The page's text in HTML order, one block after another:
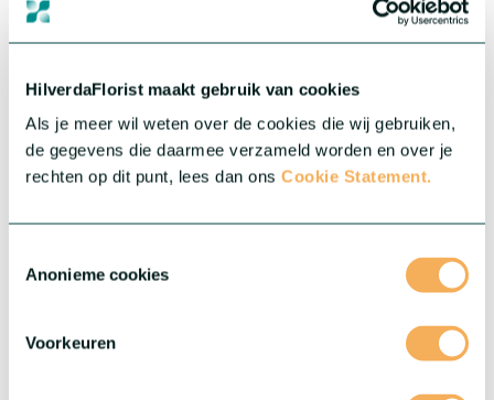
HilverdaFlorist maakt gebruik van cookies
Als je meer wil weten over de cookies die wij gebruiken,
de gegevens die daarmee verzameld worden en over je
rechten op dit punt, lees dan ons Cookie Statement.
Anonieme cookies
Voorkeuren
denkbaar – variëteiten die opvallen door unieke bloemvormen,
Meer over deze serie